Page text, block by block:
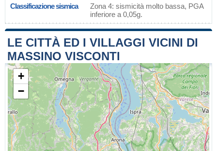
Classificazione sismica
Zona 4: sismicità molto bassa, PGA
inferiore a 0,05g.
LE CITTÀ ED I VILLAGGI VICINI DI
MASSINO VISCONTI
+
−